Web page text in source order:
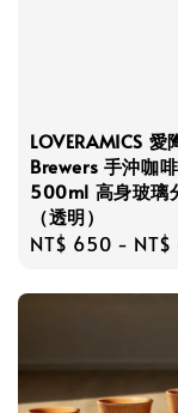
LOVERAMICS 愛
Brewers 手沖咖啡
500ml 高身玻璃
（透明）
Regular
NT$ 650 -